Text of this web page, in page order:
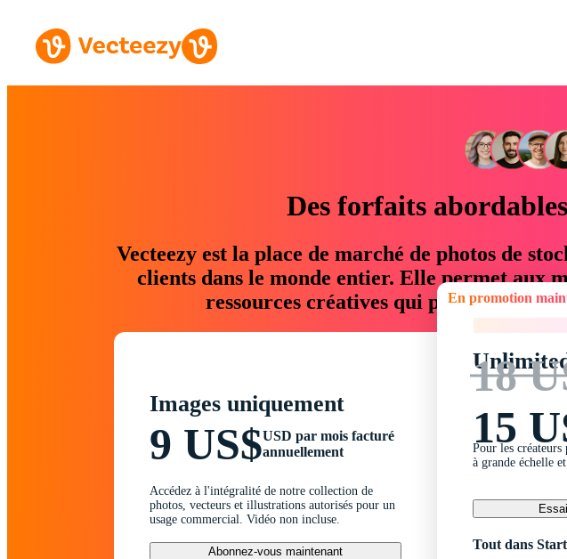
Des forfaits
Vecteezy est la place de marché de photos de
clients dans le monde entier. Elle permet aux
ressources créatives qui permettent
Images uniquement
9 US$USD par mois facturé
annuellement
Accédez à l'intégralité de notre collection de
photos, vecteurs et illustrations autorisés pour un
usage commercial. Vidéo non incluse.
Abonnez-vous maintenant
En promotion
18
15
Pour les
à grande échelle
Tout dans